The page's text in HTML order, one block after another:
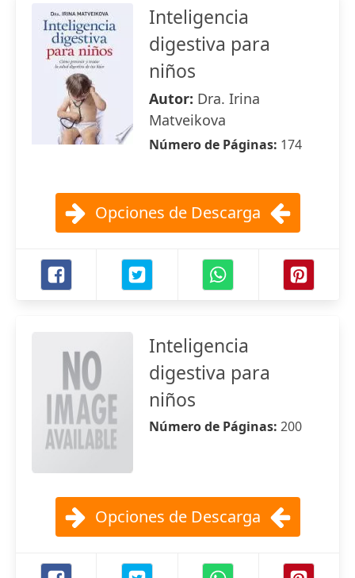
Inteligencia
digestiva para
niños
Autor: Dra. Irina
Matveikova
Número de Páginas: 174
Opciones de Descarga
Inteligencia
digestiva para
niños
Número de Páginas: 200
Opciones de Descarga